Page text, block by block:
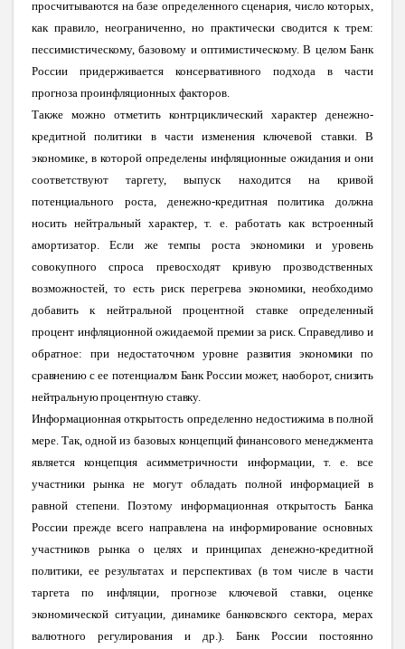
просчитываются на базе определенного сценария, число которых,
как правило, неограниченно, но практически сводится к трем:
пессимистическому, базовому и оптимистическому. В целом Банк
России придерживается консервативного подхода в части
прогноза проинфляционных факторов.
Также можно отметить контрциклический характер денежно-
кредитной политики в части изменения ключевой ставки. В
экономике, в которой определены инфляционные ожидания и они
соответствуют таргету, выпуск находится на кривой
потенциального роста, денежно-кредитная политика должна
носить нейтральный характер, т. е. работать как встроенный
амортизатор. Если же темпы роста экономики и уровень
совокупного спроса превосходят кривую прозводственных
возможностей, то есть риск перегрева экономики, необходимо
добавить к нейтральной процентной ставке определенный
процент инфляционной ожидаемой премии за риск. Справедливо и
обратное: при недостаточном уровне развития экономики по
сравнению с ее потенциалом Банк России может, наоборот, снизить
нейтральную процентную ставку.
Информационная открытость определенно недостижима в полной
мере. Так, одной из базовых концепций финансового менеджмента
является концепция асимметричности информации, т. е. все
участники рынка не могут обладать полной информацией в
равной степени. Поэтому информационная открытость Банка
России прежде всего направлена на информирование основных
участников рынка о целях и принципах денежно-кредитной
политики, ее результатах и перспективах (в том числе в части
таргета по инфляции, прогнозе ключевой ставки, оценке
экономической ситуации, динамике банковского сектора, мерах
валютного регулирования и др.). Банк России постоянно